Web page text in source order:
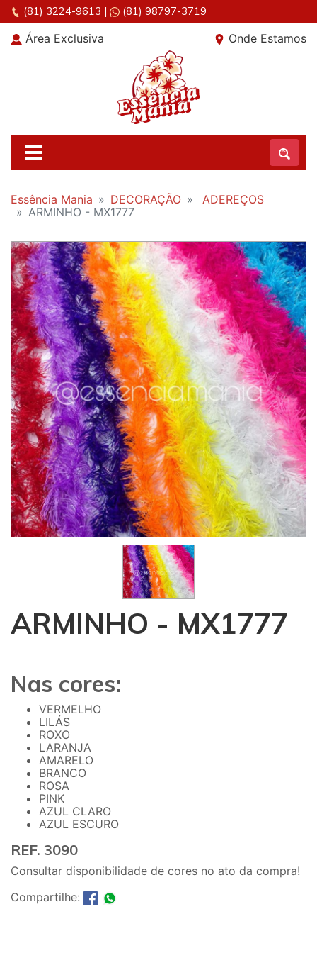
(81) 3224-9613 | (81) 98797-3719
Área Exclusiva Onde Estamos
Essência Mania DECORAÇÃO
ADEREÇOS
ARMINHO - MX1777
ARMINHO - MX1777
Nas cores:
VERMELHO
LILÁS
ROXO
LARANJA
AMARELO
BRANCO
ROSA
PINK
AZUL CLARO
AZUL ESCURO
REF. 3090
Consultar disponibilidade de cores no ato da compra!
Compartilhe: